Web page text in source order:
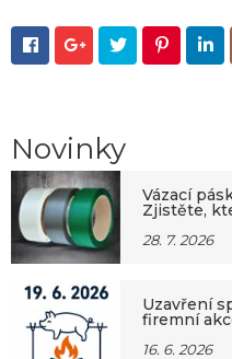
    
Novinky
Vázací
Zjistěte,
28. 7. 2026
Uzavření
firemní
16. 6. 2026